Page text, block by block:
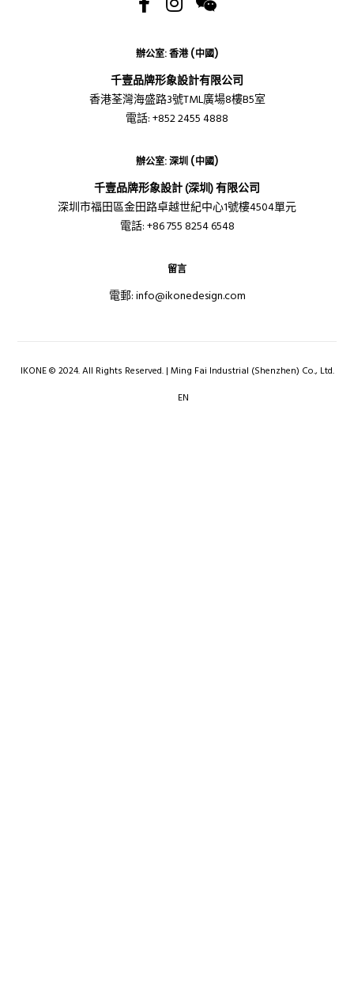
辦公室: 香港 (中國)
千壹品牌形象設計有限公司
香港荃灣海盛路3號TML廣場8樓B5室
電話: +852 2455 4888
辦公室: 深圳 (中國)
千壹品牌形象設計 (深圳) 有限公司
深圳市福田區金田路卓越世紀中心1號樓4504單元
電話: +86 755 8254 6548
留言
電郵:info@ikonedesign.com
IKONE © 2024. All Rights Reserved. | Ming Fai Industrial (Shenzhen) Co., Ltd.
EN